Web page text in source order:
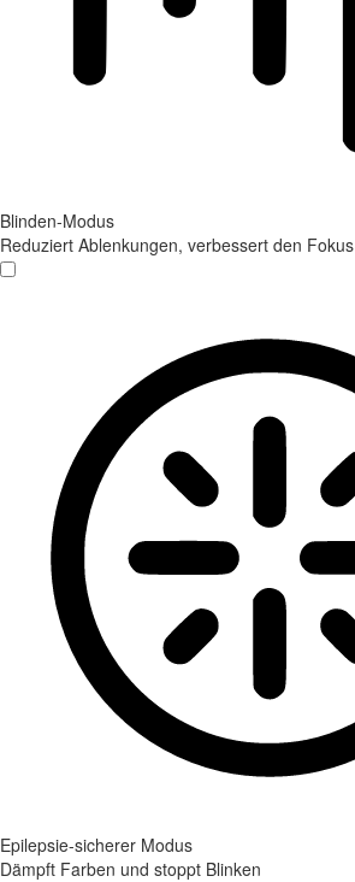
Blinden-Modus
Reduziert Ablenkungen, verbessert den Fokus
Epilepsie-sicherer Modus
Dämpft Farben und stoppt Blinken